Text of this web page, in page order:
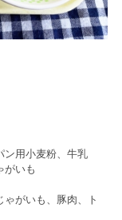
ン用小麦粉、牛乳
がいも
がいも、豚肉、ト